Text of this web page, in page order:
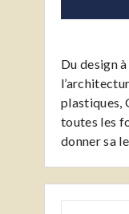
Du design
plastiques,
toutes les
donner sa